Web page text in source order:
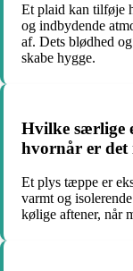
Et plaid kan tilføje
og indbydende
af. Dets blødhed
skabe hygge.
Hvilke særlige
hvornår er det
Et plys tæppe er
varmt og
kølige aftener, når